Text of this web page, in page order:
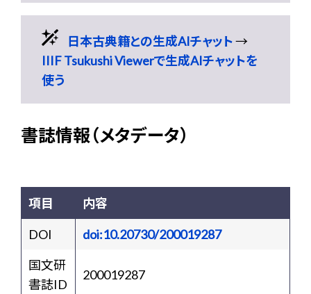
日本古典籍との生成AIチャット→
IIIF Tsukushi Viewerで生成AIチャットを
使う
書誌情報（メタデータ）
項目 内容
DOI
doi:10.20730/200019287
国文研
書誌ID
200019287